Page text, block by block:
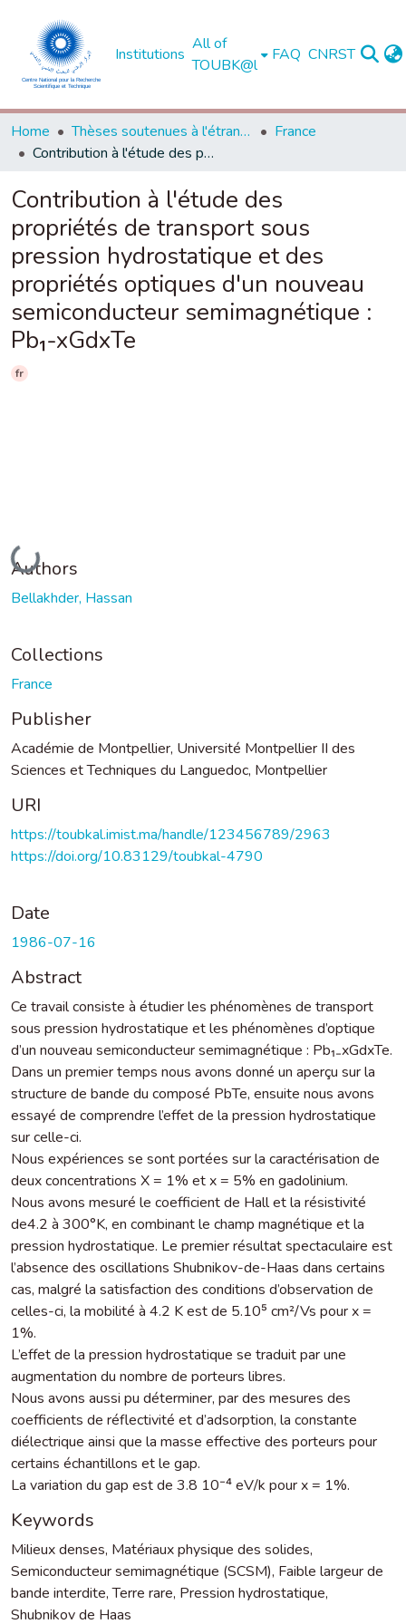
Institutions
All of
TOUBK@l
FAQ CNRST
Home Thèses soutenues à l'étranger
France
Contribution à l'étude des propriétés de transport sous pression hydrostatique et des propriétés optiques d'un nouveau semiconducteur semimagnétique : Pb₁-xGdxTe
Contribution à l'étude des
propriétés de transport sous
pression hydrostatique et des
propriétés optiques d'un nouveau
semiconducteur semimagnétique :
Pb₁-xGdxTe
fr
Loading...
Authors
Bellakhder, Hassan
Collections
France
Publisher
Académie de Montpellier, Université Montpellier II des
Sciences et Techniques du Languedoc, Montpellier
URI
https://toubkal.imist.ma/handle/123456789/2963
https://doi.org/10.83129/toubkal-4790
Date
1986-07-16
Abstract
Ce travail consiste à étudier les phénomènes de transport
sous pression hydrostatique et les phénomènes d’optique
d’un nouveau semiconducteur semimagnétique : Pb₁₋xGdxTe.
Dans un premier temps nous avons donné un aperçu sur la
structure de bande du composé PbTe, ensuite nous avons
essayé de comprendre l’effet de la pression hydrostatique
sur celle-ci.
Nous expériences se sont portées sur la caractérisation de
deux concentrations X = 1% et x = 5% en gadolinium.
Nous avons mesuré le coefficient de Hall et la résistivité
de4.2 à 300°K, en combinant le champ magnétique et la
pression hydrostatique. Le premier résultat spectaculaire est
l’absence des oscillations Shubnikov-de-Haas dans certains
cas, malgré la satisfaction des conditions d’observation de
celles-ci, la mobilité à 4.2 K est de 5.10⁵ cm²/Vs pour x =
1%.
L’effet de la pression hydrostatique se traduit par une
augmentation du nombre de porteurs libres.
Nous avons aussi pu déterminer, par des mesures des
coefficients de réflectivité et d’adsorption, la constante
diélectrique ainsi que la masse effective des porteurs pour
certains échantillons et le gap.
La variation du gap est de 3.8 10⁻⁴ eV/k pour x = 1%.
Keywords
Milieux denses, Matériaux physique des solides,
Semiconducteur semimagnétique (SCSM), Faible largeur de
bande interdite,Terre rare, Pression hydrostatique,
Shubnikov de Haas